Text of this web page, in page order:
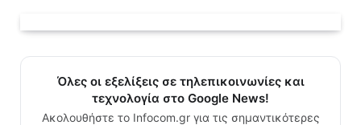
Όλες οι εξελίξεις σε τηλεπικοινωνίες και
τεχνολογία στο Google News!
Ακολουθήστε το Infocom.gr για τις σημαντικότερες